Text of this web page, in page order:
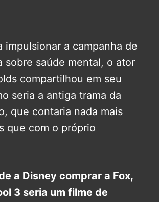
impulsionar a campanha de
sobre saúde mental, o ator
compartilhou em seu
seria a antiga trama da
que contaria nada mais
que com o próprio
a Disney comprar a Fox,
3 seria um filme de